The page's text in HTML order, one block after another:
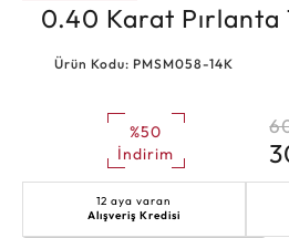
0.40 Karat Pırlanta
Ürün Kodu: PMSM058-14K
%50
İndirim
12 aya varan
Alışveriş Kredisi